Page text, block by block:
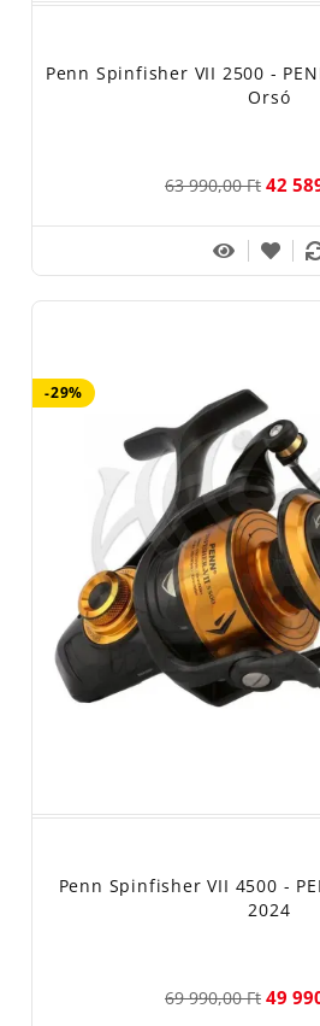
Penn Spinfisher VII 2500 -
Orsó
63 990,00 Ft 42
-29%
Penn Spinfisher VII 4500 -
2024
69 990,00 Ft 49